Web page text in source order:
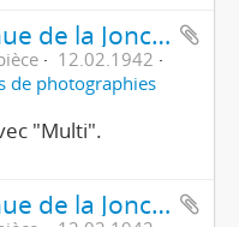
Genève, avenue de la Jonction : atelier de l'usine Gardy
12.02.1942
de photographies
"Multi".
Genève, avenue de la Jonction : atelier de l'usine Gardy